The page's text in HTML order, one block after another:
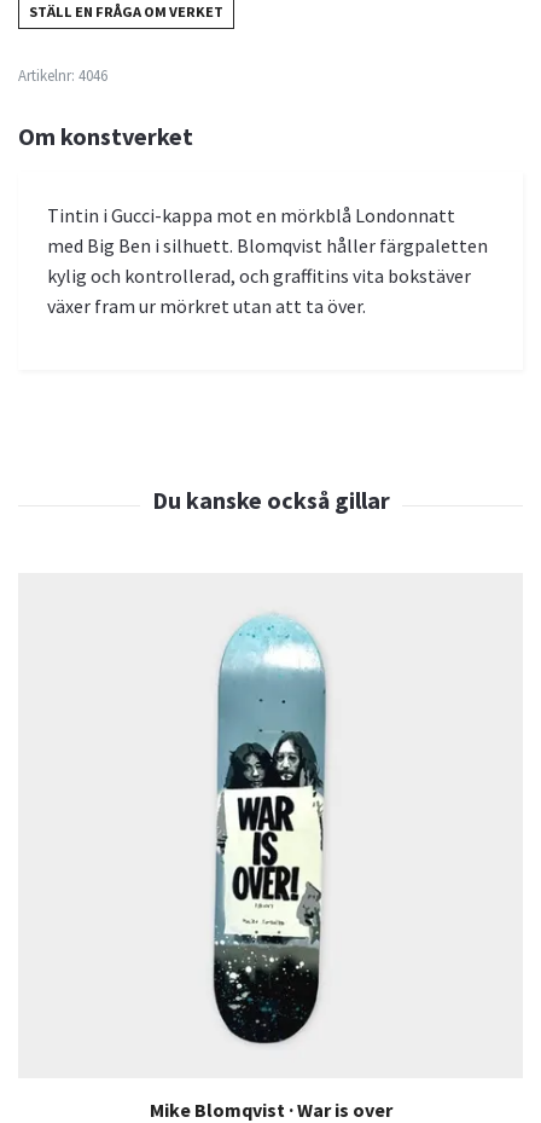
STÄLL EN FRÅGA OM VERKET
Artikelnr: 4046
Om konstverket
Tintin i Gucci-kappa mot en mörkblå Londonnatt
med Big Ben i silhuett. Blomqvist håller färgpaletten
kylig och kontrollerad, och graffitins vita bokstäver
växer fram ur mörkret utan att ta över.
Mike Blomqvist · War is over